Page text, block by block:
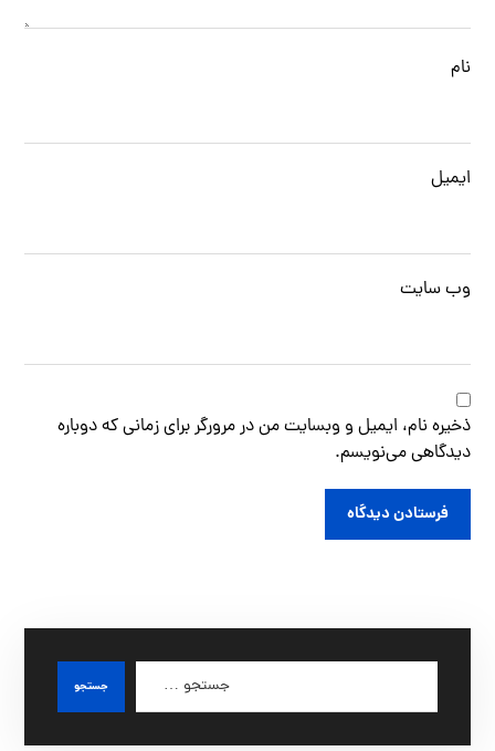
نام
ایمیل
وب‌ سایت
ذخیره نام، ایمیل و وبسایت من در مرورگر برای زمانی که دوباره
دیدگاهی می‌نویسم.